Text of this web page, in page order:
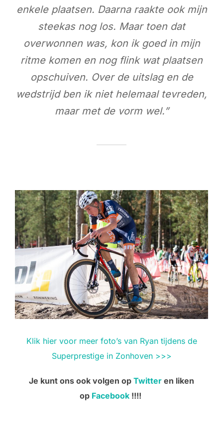
enkele plaatsen. Daarna raakte ook mijn
steekas nog los. Maar toen dat
overwonnen was, kon ik goed in mijn
ritme komen en nog flink wat plaatsen
opschuiven. Over de uitslag en de
wedstrijd ben ik niet helemaal tevreden,
maar met de vorm wel.”
Klik hier voor meer foto’s van Ryan tijdens de
Superprestige in Zonhoven >>>
Je kunt ons ook volgen op Twitter en liken
op Facebook !!!!